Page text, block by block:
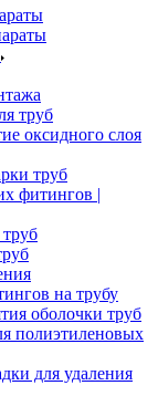
труб
оксидного слоя
труб
фитингов |
на трубу
оболочки труб
полиэтиленовых
для удаления